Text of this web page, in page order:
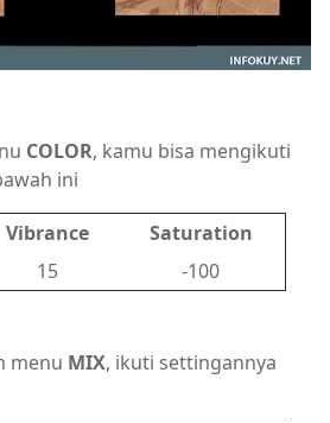
COLOR, kamu bisa mengikuti
ini
Vibrance
Saturation
15 -100
menu MIX, ikuti settingannya